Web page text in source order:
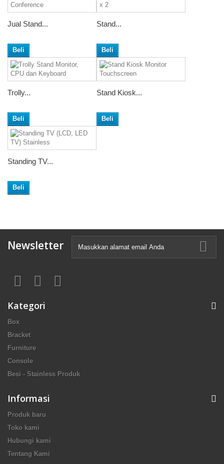
Jual Stand...
Beli
Stand...
Beli
Trolly...
Beli
Stand Kiosk...
Beli
Standing TV...
Beli
Newsletter
Kategori
Box
Bracket
Furniture
Console
Besi - Stainless Produk
Informasi
Produk baru
Toko kami
Hubungi kami
Tentang Kami